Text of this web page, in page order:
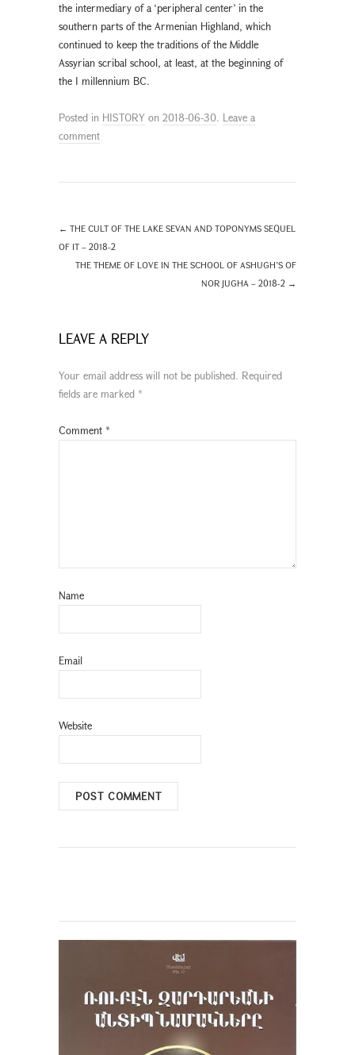
the intermediary of a ‘peripheral center’ in the
southern parts of the Armenian Highland, which
continued to keep the traditions of the Middle
Assyrian scribal school, at least, at the beginning of
the I millennium BC.
Posted in HISTORY on 2018-06-30. Leave a
comment
← THE CULT OF THE LAKE SEVAN AND TOPONYMS SEQUEL
OF IT – 2018-2
THE THEME OF LOVE IN THE SCHOOL OF ASHUGH’S OF
NOR JUGHA – 2018-2 →
LEAVE A REPLY
Your email address will not be published. Required
fields are marked *
Comment *
Name
Email
Website